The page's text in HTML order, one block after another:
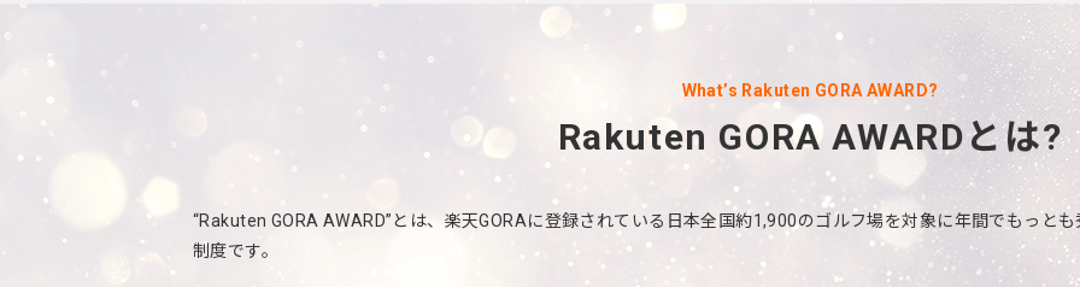
What’s Rakuten GORA AWARD?
Rakuten GORA AWARDとは?
“Rakuten GORA AWARD”とは、楽天GORAに登録されている日本全国約1,900のゴルフ場を対象に年間でもっと
制度です。